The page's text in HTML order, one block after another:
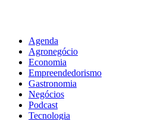
Agenda
Agronegócio
Economia
Empreendedorismo
Gastronomia
Negócios
Podcast
Tecnologia